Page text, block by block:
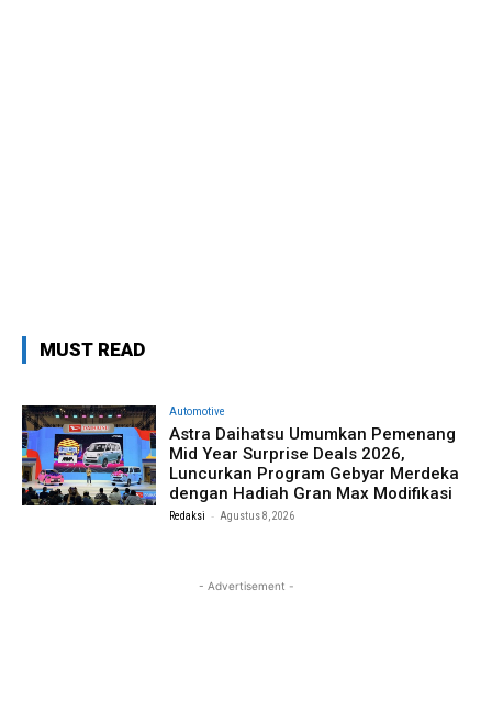
MUST READ
Automotive
Astra Daihatsu Umumkan Pemenang
Mid Year Surprise Deals 2026,
Luncurkan Program Gebyar Merdeka
dengan Hadiah Gran Max Modifikasi
Redaksi - Agustus 8, 2026
- Advertisement -